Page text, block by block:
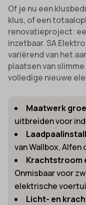
Of je nu een
klus, of een
renovatieproject:
inzetbaar. SA
variërend van het
plaatsen van
volledige nieuwe
Maatwerk
uitbreiden voor
van Wallbox, Alfen
Krachtstroom
Onmisbaar voor
elektrische
Licht- en